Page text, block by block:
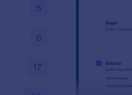
öğesi
ikame
5
6
17